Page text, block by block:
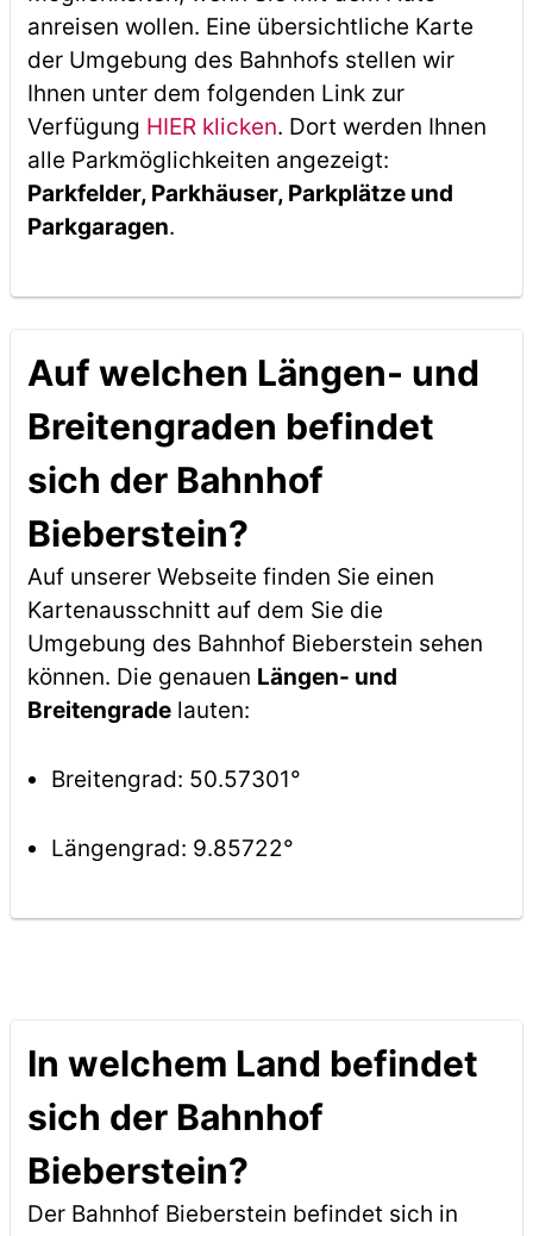
anreisen wollen. Eine übersichtliche Karte
der Umgebung des Bahnhofs stellen wir
Ihnen unter dem folgenden Link zur
Verfügung HIER klicken. Dort werden Ihnen
alle Parkmöglichkeiten angezeigt:
Parkfelder, Parkhäuser, Parkplätze und
Parkgaragen.
Auf welchen Längen- und
Breitengraden befindet
sich der Bahnhof
Bieberstein?
Auf unserer Webseite finden Sie einen
Kartenausschnitt auf dem Sie die
Umgebung des Bahnhof Bieberstein sehen
können. Die genauen Längen- und
Breitengradelauten:
Breitengrad: 50.57301°
Längengrad: 9.85722°
In welchem Land befindet
sich der Bahnhof
Bieberstein?
Der Bahnhof Bieberstein befindet sich in